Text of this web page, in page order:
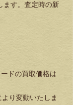
ます。査定時の新
ドの買取価格は
り変動いたしま